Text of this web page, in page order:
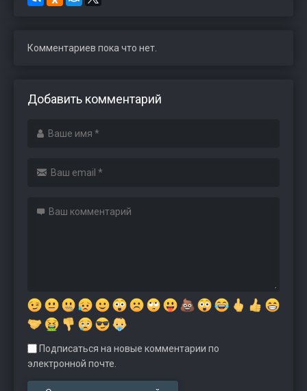
Комментариев пока что нет.
Добавить комментарий
Подписаться на новые комментарии по
электронной почте.